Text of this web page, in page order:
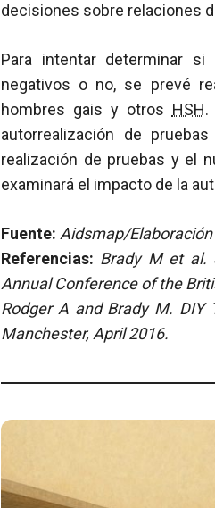
decisiones sobre relaciones
Para intentar determinar
negativos o no, se prevé
hombres gais y otros HSH.
autorrealización de
realización de pruebas y el
examinará el impacto de la
Fuente: Aidsmap/
Referencias: Brady M et al.
Annual Conference of the
Rodger A and Brady M. DIY
Manchester, April 2016.